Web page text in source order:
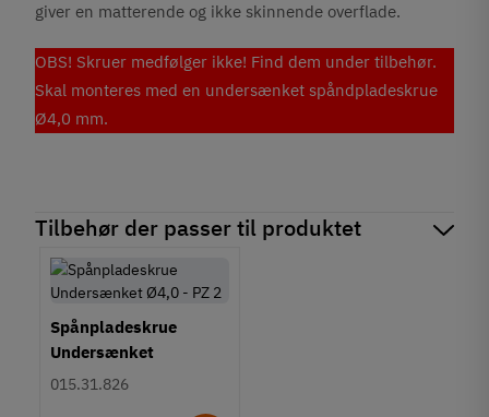
giver en matterende og ikke skinnende overflade.
OBS! Skruer medfølger ikke! Find dem under tilbehør.
Skal monteres med en undersænket spåndpladeskrue
Ø4,0 mm.
Tilbehør der passer til produktet
Spånpladeskrue
Undersænket
Fuldgevind Ø4,0 - PZ2
015.31.826